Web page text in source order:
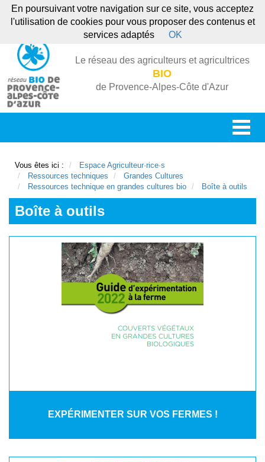
Le réseau des agriculteurs et agricultrices
BIO
de Provence-Alpes-Côte d'Azur
Vous êtes ici :
Espace Agriculteur·rice·s
Ressources techniques
Grandes Cultures
Ressources technique en grandes cultures bio
Boîte à outils
Boîte à outils
EXPÉRIMENTER SUR VOS FERMES !
En poursuivant votre navigation sur ce site, vous acceptez
l'utilisation de cookies pour vous proposer des contenus et
services adaptés
OK